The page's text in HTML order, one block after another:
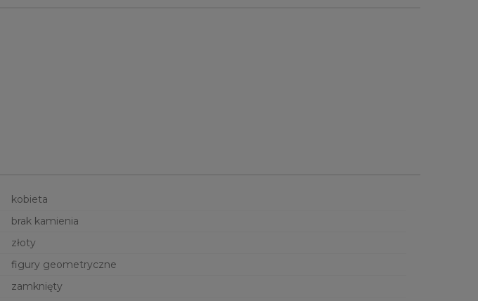
kobieta
brak kamienia
złoty
figury geometryczne
zamknięty